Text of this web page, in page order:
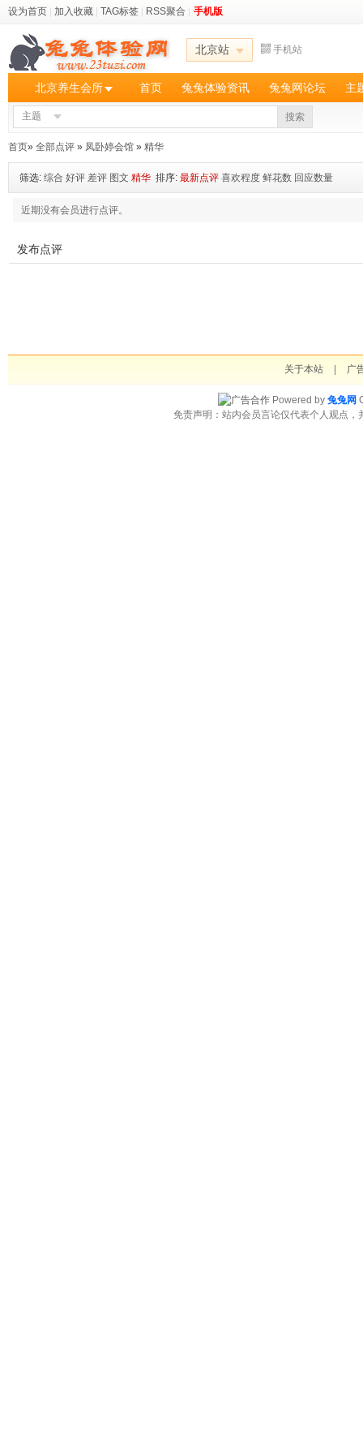
设为首页 加入收藏 TAG标签 RSS聚合 手机版
北京站 手机站
北京养生会所 首页 兔兔体验资讯 兔兔网论坛 主
主题 搜索
首页» 全部点评 » 凤卧婷会馆 » 精华
筛选: 综合 好评 差评 图文 精华 排序: 最新点评 喜欢程度 鲜花数 回应数量
近期没有会员进行点评。
发布点评
关于本站 广
Powered by 兔兔网
免责声明：站内会员言论仅代表个人观点